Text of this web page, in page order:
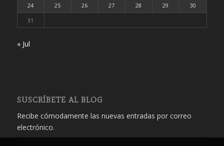
24
25 26 27 28 29
30
31
« Jul
SUSCRÍBETE AL BLOG
Recibe cómodamente las nuevas entradas por correo
electrónico.